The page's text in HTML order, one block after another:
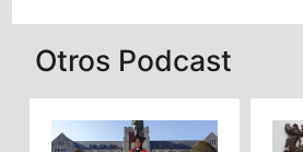
Otros Podcast